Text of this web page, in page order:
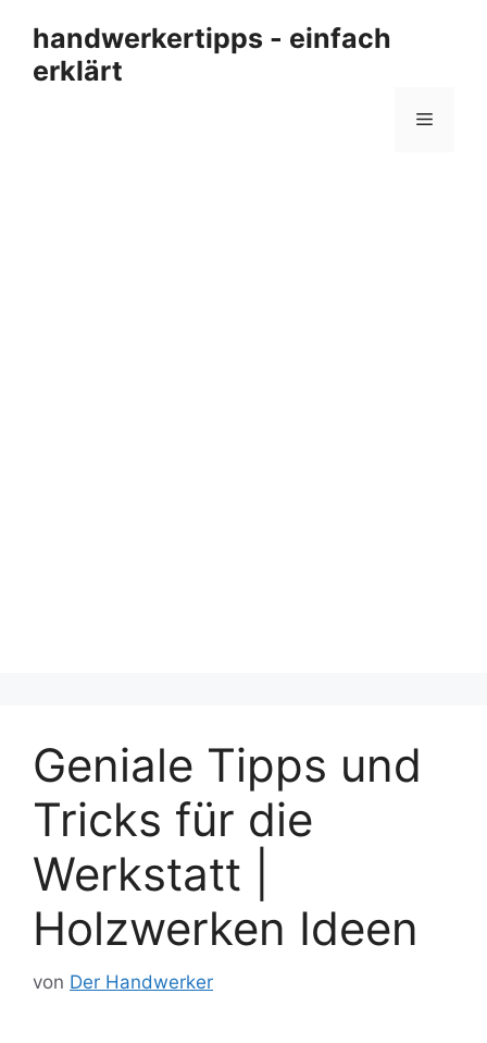
Inhalt
springen
handwerkertipps - einfach
erklärt
Menü
Geniale Tipps und
Tricks für die
Werkstatt |
Holzwerken Ideen
von Der Handwerker